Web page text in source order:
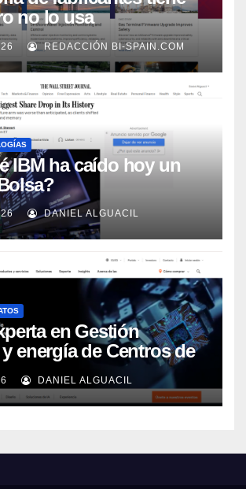
no lo usa
según Rockwell
REDACCIÓN BI-SPAIN.COM
IBM ha caído hoy un
DANIEL ALGUACIL
en Gestión
energía de Centros de
su crecimiento
DANIEL ALGUACIL